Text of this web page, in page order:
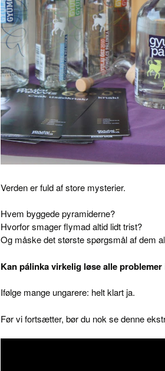
Verden er fuld af store mysterier.
Hvem byggede pyramiderne?
Hvorfor smager flymad altid lidt trist?
Og måske det største spørgsmål af dem
Kan pálinka virkelig løse alle
Ifølge mange ungarere: helt klart ja.
Før vi fortsætter, bør du nok se denne